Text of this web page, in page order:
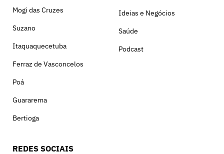
Mogi das Cruzes
Suzano
Itaquaquecetuba
Ferraz de Vasconcelos
Poá
Guararema
Bertioga
Ideias e Negócios
Saúde
Podcast
REDES SOCIAIS